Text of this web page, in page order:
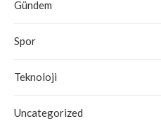
Gündem
Spor
Teknoloji
Uncategorized